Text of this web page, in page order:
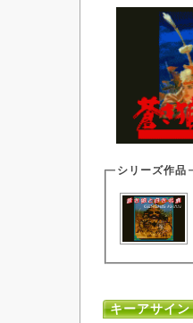
シリーズ作品
キーアサイン